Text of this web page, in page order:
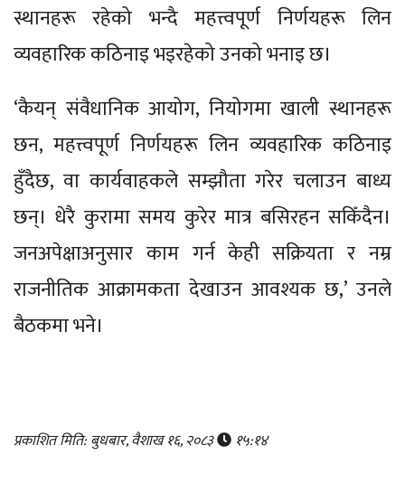
स्थानहरू रहेको भन्दै महत्त्वपूर्ण निर्णयहरू लिन
व्यवहारिक कठिनाइ भइरहेको उनको भनाइ छ।
‘कैयन् संवैधानिक आयोग, नियोगमा खाली स्थानहरू
छन, महत्त्वपूर्ण निर्णयहरू लिन व्यवहारिक कठिनाइ
हुँदैछ, वा कार्यवाहकले सम्झौता गरेर चलाउन बाध्य
छन्। धेरै कुरामा समय कुरेर मात्र बसिरहन सकिँदैन।
जनअपेक्षाअनुसार काम गर्न केही सक्रियता र नम्र
राजनीतिक आक्रामकता देखाउन आवश्यक छ,’ उनले
बैठकमा भने।
प्रकाशित मिति: बुधबार, वैशाख १६, २०८३ १५:१४